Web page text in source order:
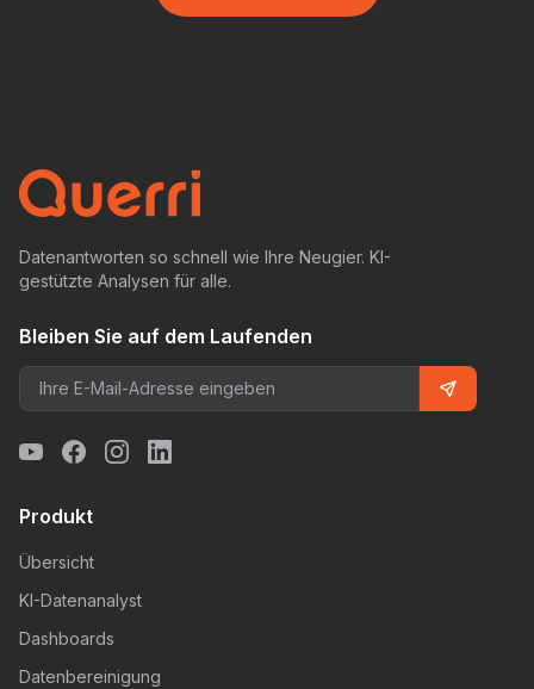
Datenantworten so schnell wie Ihre Neugier. KI-
gestützte Analysen für alle.
Bleiben Sie auf dem Laufenden
Produkt
Übersicht
KI-Datenanalyst
Dashboards
Datenbereinigung